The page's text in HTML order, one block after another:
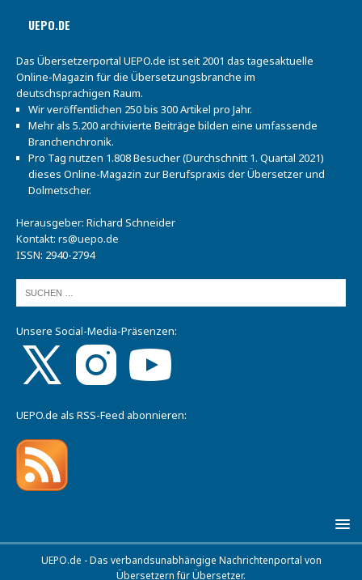
UEPO.DE
Das Übersetzerportal UEPO.de ist seit 2001 das tagesaktuelle
Online-Magazin für die Übersetzungsbranche im
deutschsprachigen Raum.
Wir veröffentlichen 250 bis 300 Artikel pro Jahr.
Mehr als 5.200 archivierte Beiträge bilden eine umfassende
Branchenchronik.
Pro Tag nutzen 1.808 Besucher (Durchschnitt 1. Quartal 2021)
dieses Online-Magazin zur Berufspraxis der Übersetzer und
Dolmetscher.
Herausgeber: Richard Schneider
Kontakt: rs@uepo.de
ISSN: 2940-2794
Unsere Social-Media-Präsenzen:
UEPO.de als RSS-Feed abonnieren:
UEPO.de - Das verbandsunabhängige Nachrichtenportal von
Übersetzern für Übersetzer.